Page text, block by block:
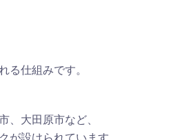
る仕組みです。
、大田原市など、
が設けられています。